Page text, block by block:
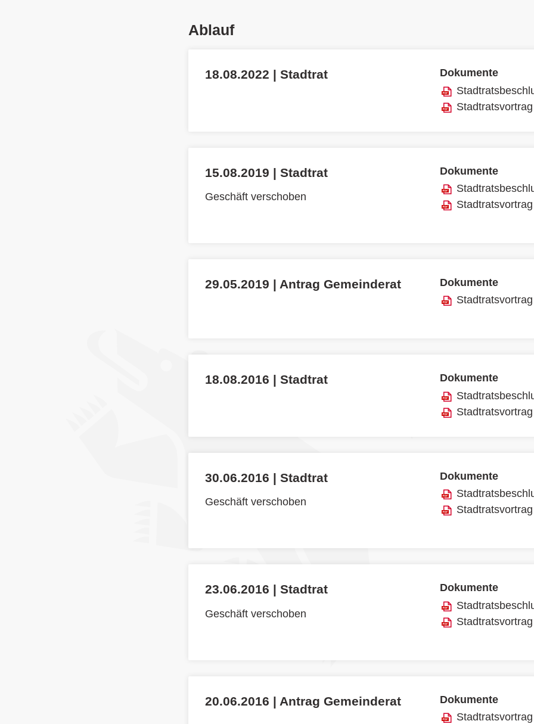
Ablauf
18.08.2022 | Stadtrat
Dokumente
Stadtratsvortrag
15.08.2019 | Stadtrat
Geschäft verschoben
Dokumente
Stadtratsvortrag
29.05.2019 | Antrag Gemeinderat
Dokumente
Stadtratsvortrag
18.08.2016 | Stadtrat
Dokumente
Stadtratsvortrag
30.06.2016 | Stadtrat
Geschäft verschoben
Dokumente
Stadtratsvortrag
23.06.2016 | Stadtrat
Geschäft verschoben
Dokumente
Stadtratsvortrag
20.06.2016 | Antrag Gemeinderat
Dokumente
Stadtratsvortrag